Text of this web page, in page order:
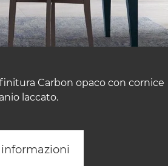
Carbon opaco con cornice
laccato.